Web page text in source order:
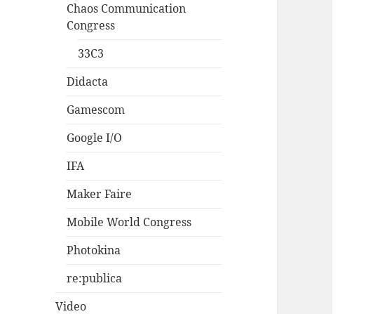
Chaos Communication
Congress
33C3
Didacta
Gamescom
Google I/O
IFA
Maker Faire
Mobile World Congress
Photokina
re:publica
Video